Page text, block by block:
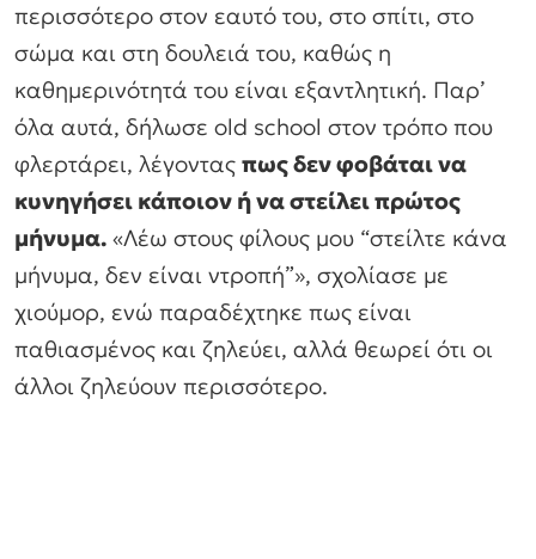
περισσότερο στον εαυτό του, στο σπίτι, στο
σώμα και στη δουλειά του, καθώς η
καθημερινότητά του είναι εξαντλητική. Παρ’
όλα αυτά, δήλωσε old school στον τρόπο που
φλερτάρει, λέγοντας πως δεν φοβάται να
κυνηγήσει κάποιον ή να στείλει πρώτος
μήνυμα. «Λέω στους φίλους μου “στείλτε κάνα
μήνυμα, δεν είναι ντροπή”», σχολίασε με
χιούμορ, ενώ παραδέχτηκε πως είναι
παθιασμένος και ζηλεύει, αλλά θεωρεί ότι οι
άλλοι ζηλεύουν περισσότερο.